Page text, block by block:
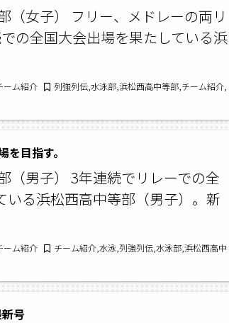
（女子） フリー、メドレーの両リ
の全国大会出場を果たしている浜
ーム紹介
列強列伝,水泳部,浜松西高中等部,チーム紹介,
目指す。
（男子） 3年連続でリレーでの全
いる浜松西高中等部（男子）。新
ーム紹介
チーム紹介,水泳,列強列伝,水泳部,浜松西高中
号